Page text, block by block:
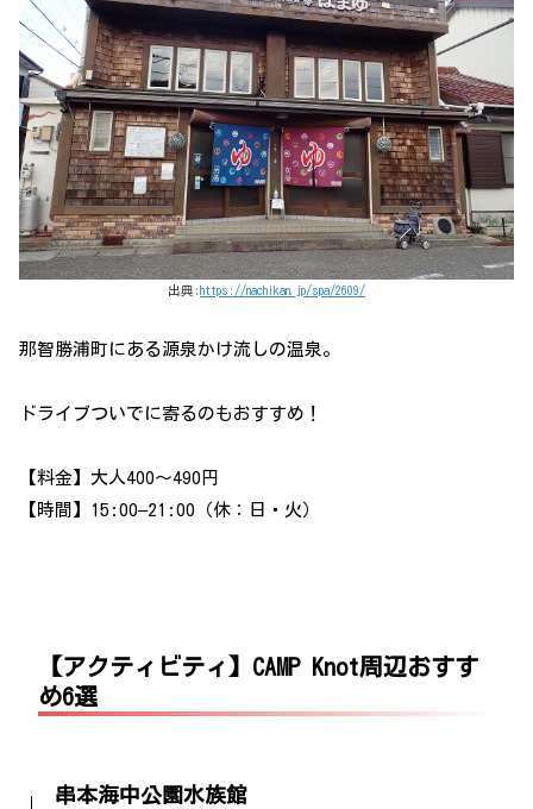
出典: https://nachikan.jp/spa/2609/
那智勝浦町にある源泉かけ流しの温泉。
ドライブついでに寄るのもおすすめ！
【料金】大人400～490円
【時間】15:00–21:00（休：日・火）
【アクティビティ】CAMP Knot周辺おすす
め6選
串本海中公園水族館